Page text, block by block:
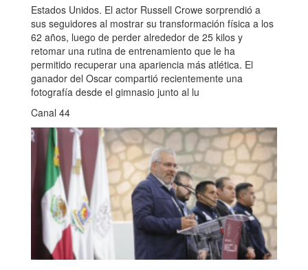
Estados Unidos. El actor Russell Crowe sorprendió a
sus seguidores al mostrar su transformación física a los
62 años, luego de perder alrededor de 25 kilos y
retomar una rutina de entrenamiento que le ha
permitido recuperar una apariencia más atlética. El
ganador del Oscar compartió recientemente una
fotografía desde el gimnasio junto al lu
Canal 44